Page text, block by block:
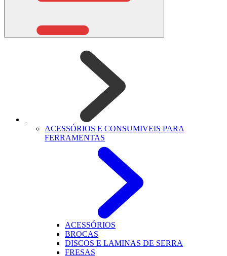
ACESSÓRIOS E CONSUMIVEIS PARA
FERRAMENTAS
ACESSÓRIOS
BROCAS
DISCOS E LAMINAS DE SERRA
FRESAS